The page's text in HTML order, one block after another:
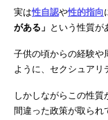
実は性自認や性的指向
がある」 という性質が
子供の頃からの経験や
ように、セクシュアリ
しかしながらこの性質
間違った政策が取られ